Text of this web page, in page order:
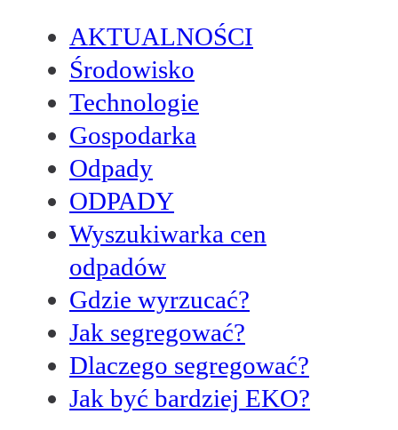
AKTUALNOŚCI
Środowisko
Technologie
Gospodarka
Odpady
ODPADY
Wyszukiwarka cen
odpadów
Gdzie wyrzucać?
Jak segregować?
Dlaczego segregować?
Jak być bardziej EKO?